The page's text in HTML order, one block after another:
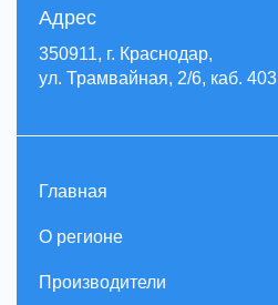
Адрес
350911, г. Краснодар,
ул. Трамвайная, 2/6, каб. 403
Главная
О регионе
Производители